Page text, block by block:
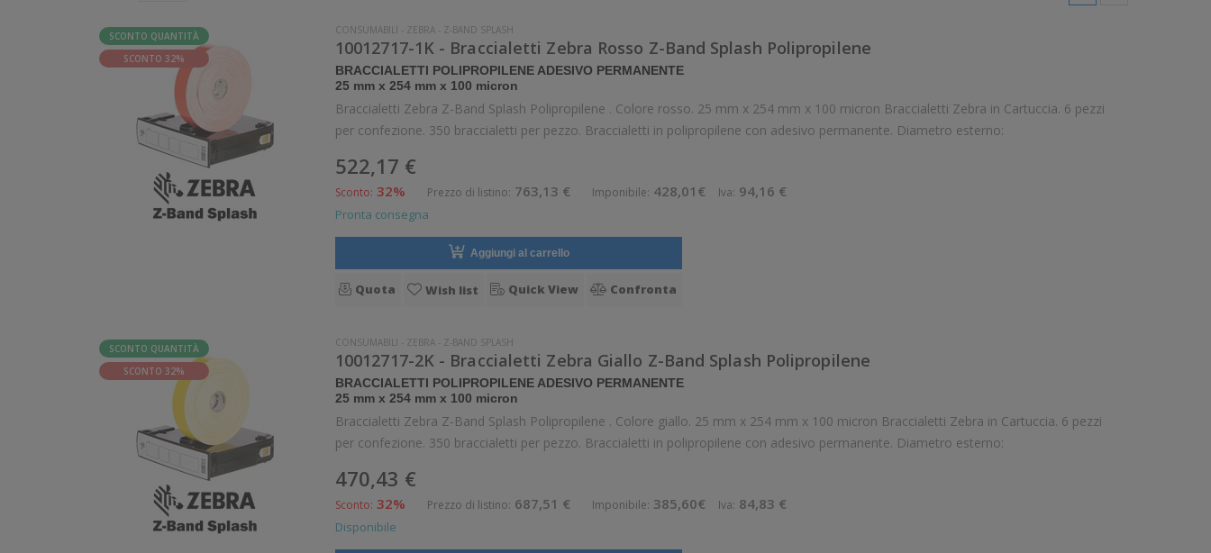
SCONTO QUANTITÀ
SCONTO 32%
CONSUMABILI - ZEBRA - Z-BAND SPLASH
10012717-1K - Braccialetti Zebra Rosso Z-Band Splash Polipropilene
BRACCIALETTI POLIPROPILENE ADESIVO PERMANENTE
25 mm x 254 mm x 100 micron
Braccialetti Zebra Z-Band Splash Polipropilene . Colore rosso. 25 mm x 254 mm x 100 micron Braccialetti Zebra in Cartuccia. 6 pezzi
per confezione. 350 braccialetti per pezzo. Braccialetti in polipropilene con adesivo permanente. Diametro esterno:
522,17 €
Sconto: 32% Prezzo di listino: 763,13 € Imponibile: 428,01€ Iva: 94,16 €
Pronta consegna
Aggiungi al carrello
Quota Wish list Quick View Confronta
SCONTO QUANTITÀ
SCONTO 32%
CONSUMABILI - ZEBRA - Z-BAND SPLASH
10012717-2K - Braccialetti Zebra Giallo Z-Band Splash Polipropilene
BRACCIALETTI POLIPROPILENE ADESIVO PERMANENTE
25 mm x 254 mm x 100 micron
Braccialetti Zebra Z-Band Splash Polipropilene . Colore giallo. 25 mm x 254 mm x 100 micron Braccialetti Zebra in Cartuccia. 6 pezzi
per confezione. 350 braccialetti per pezzo. Braccialetti in polipropilene con adesivo permanente. Diametro esterno:
470,43 €
Sconto: 32% Prezzo di listino: 687,51 € Imponibile: 385,60€ Iva: 84,83 €
Disponibile